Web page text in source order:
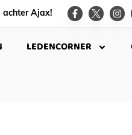
achter Ajax!
LEDENCORNER